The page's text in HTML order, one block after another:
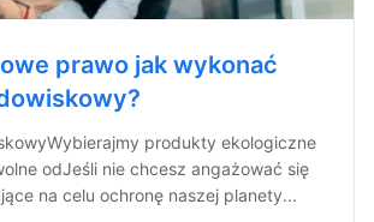
prawo jak wykonać
produkty ekologiczne
odJeśli nie chcesz angażować się
na celu ochronę naszej planety...